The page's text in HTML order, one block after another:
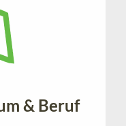
& Beruf